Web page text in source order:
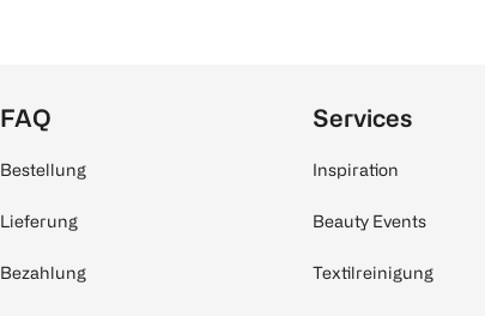
FAQ
Bestellung
Lieferung
Bezahlung
Services
Inspiration
Beauty Events
Textilreinigung